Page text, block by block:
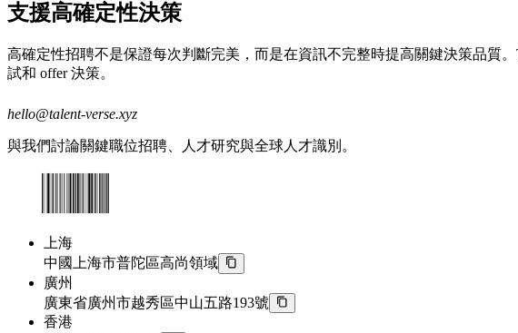
支援高確定性決策
高確定性招聘不是保證每次判斷完美，而是在資訊不完整時提高關鍵決策品質
試和 offer 決策。
hello@talent-verse.xyz
與我們討論關鍵職位招聘、人才研究與全球人才識別。
上海
中國上海市普陀區高尚領域
廣州
廣東省廣州市越秀區中山五路193號
香港